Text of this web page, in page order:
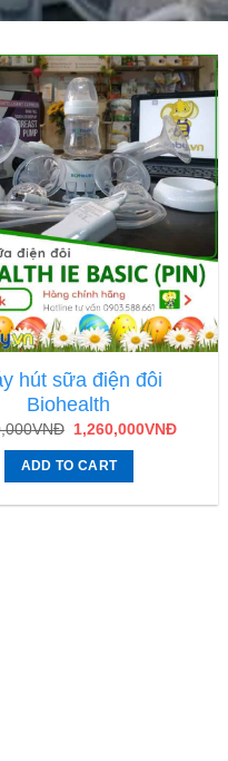
hút sữa điện đôi
Biohealth
VNĐ 1,260,000VNĐ
ADD TO CART